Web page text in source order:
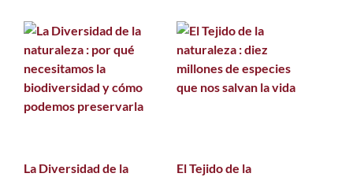
La Diversidad de la
El Tejido de la